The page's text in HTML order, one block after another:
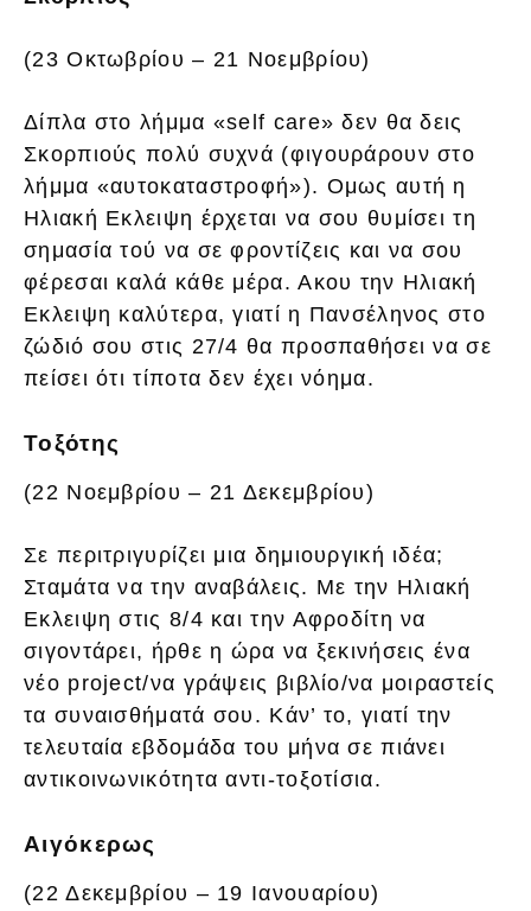
(23 Οκτωβρίου – 21 Νοεμβρίου)
Δίπλα στο λήμμα «self care» δεν θα δεις
Σκορπιούς πολύ συχνά (φιγουράρουν στο
λήμμα «αυτοκαταστροφή»). Ομως αυτή η
Ηλιακή Εκλειψη έρχεται να σου θυμίσει τη
σημασία τού να σε φροντίζεις και να σου
φέρεσαι καλά κάθε μέρα. Ακου την Ηλιακή
Εκλειψη καλύτερα, γιατί η Πανσέληνος στο
ζώδιό σου στις 27/4 θα προσπαθήσει να σε
πείσει ότι τίποτα δεν έχει νόημα.
Τοξότης
(22 Νοεμβρίου – 21 Δεκεμβρίου)
Σε περιτριγυρίζει μια δημιουργική ιδέα;
Σταμάτα να την αναβάλεις. Με την Ηλιακή
Εκλειψη στις 8/4 και την Αφροδίτη να
σιγοντάρει, ήρθε η ώρα να ξεκινήσεις ένα
νέο project/να γράψεις βιβλίο/να μοιραστείς
τα συναισθήματά σου. Κάν’ το, γιατί την
τελευταία εβδομάδα του μήνα σε πιάνει
αντικοινωνικότητα αντι-τοξοτίσια.
Αιγόκερως
(22 Δεκεμβρίου – 19 Ιανουαρίου)